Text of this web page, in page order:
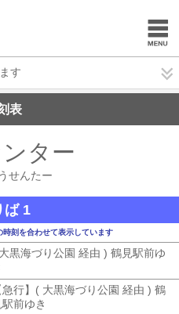
す
表
ター
せんたー
ば 1
刻を合わせて表示しています
黒海づり公園 経由 ) 鶴見駅前ゆ
急行】( 大黒海づり公園 経由 ) 鶴
駅前ゆき